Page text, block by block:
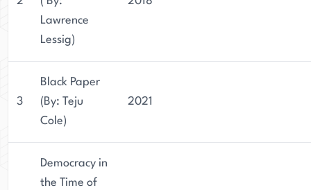
Lawrence
Lessig)
3
Black Paper
(By: Teju
Cole)
2021
Democracy in
the Time of